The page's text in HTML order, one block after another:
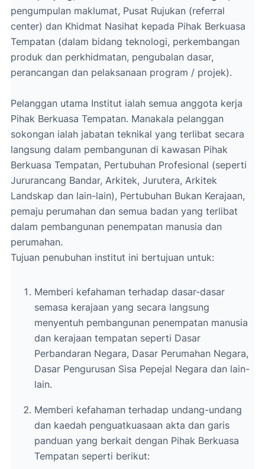
pengumpulan maklumat, Pusat Rujukan (referral
center) dan Khidmat Nasihat kepada Pihak Berkuasa
Tempatan (dalam bidang teknologi, perkembangan
produk dan perkhidmatan, pengubalan dasar,
perancangan dan pelaksanaan program / projek).
Pelanggan utama Institut ialah semua anggota kerja
Pihak Berkuasa Tempatan. Manakala pelanggan
sokongan ialah jabatan teknikal yang terlibat secara
langsung dalam pembangunan di kawasan Pihak
Berkuasa Tempatan, Pertubuhan Profesional (seperti
Jururancang Bandar, Arkitek, Jurutera, Arkitek
Landskap dan lain-lain), Pertubuhan Bukan Kerajaan,
pemaju perumahan dan semua badan yang terlibat
dalam pembangunan penempatan manusia dan
perumahan.
Tujuan penubuhan institut ini bertujuan untuk:
Memberi kefahaman terhadap dasar-dasar
semasa kerajaan yang secara langsung
menyentuh pembangunan penempatan manusia
dan kerajaan tempatan seperti Dasar
Perbandaran Negara, Dasar Perumahan Negara,
Dasar Pengurusan Sisa Pepejal Negara dan lain-
lain.
Memberi kefahaman terhadap undang-undang
dan kaedah penguatkuasaan akta dan garis
panduan yang berkait dengan Pihak Berkuasa
Tempatan seperti berikut: